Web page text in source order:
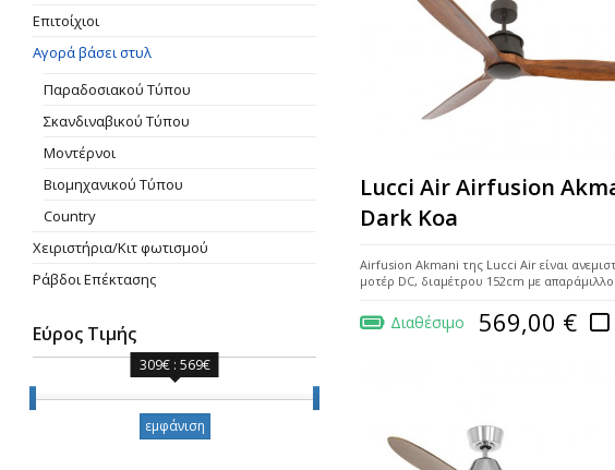
Επιτοίχιοι
Αγορά βάσει στυλ
Παραδοσιακού Τύπου
Σκανδιναβικού Τύπου
Μοντέρνοι
Βιομηχανικού Τύπου
Country
Χειριστήρια/Κιτ φωτισμού
Ράβδοι Επέκτασης
Εύρος Τιμής
Εύρος Τιμής
309€ : 569€
εμφάνιση
Lucci Air Airfusion
Dark Koa
Airfusion Akmani της Lucci Air είναι
μοτέρ DC, διαμέτρου 152cm με απαράμιλλο
Διαθέσιμο 569,00 €